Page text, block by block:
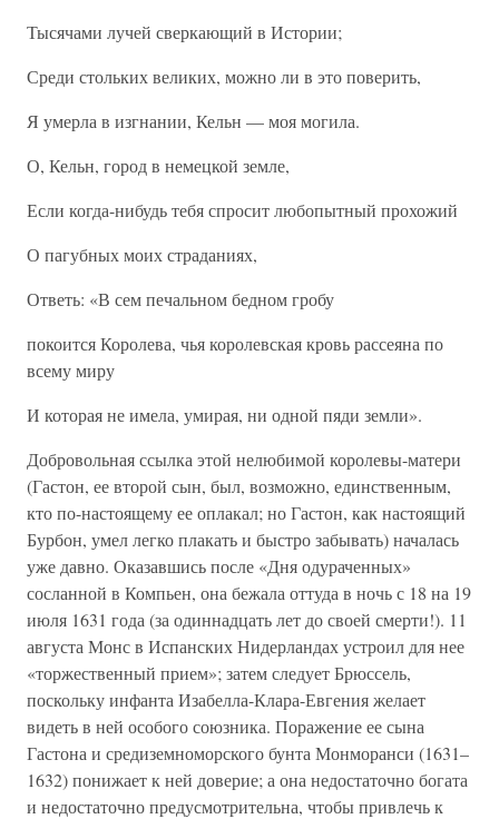
Тысячами лучей сверкающий в Истории;
Среди стольких великих, можно ли в это поверить,
Я умерла в изгнании, Кельн — моя могила.
О, Кельн, город в немецкой земле,
Если когда-нибудь тебя спросит любопытный прохожий
О пагубных моих страданиях,
Ответь: «В сем печальном бедном гробу
покоится Королева, чья королевская кровь рассеяна по
всему миру
И которая не имела, умирая, ни одной пяди земли».
Добровольная ссылка этой нелюбимой королевы-матери
(Гастон, ее второй сын, был, возможно, единственным,
кто по-настоящему ее оплакал; но Гастон, как настоящий
Бурбон, умел легко плакать и быстро забывать) началась
уже давно. Оказавшись после «Дня одураченных»
сосланной в Компьен, она бежала оттуда в ночь с 18 на 19
июля 1631 года (за одиннадцать лет до своей смерти!). 11
августа Монс в Испанских Нидерландах устроил для нее
«торжественный прием»; затем следует Брюссель,
поскольку инфанта Изабелла-Клара-Евгения желает
видеть в ней особого союзника. Поражение ее сына
Гастона и средиземноморского бунта Монморанси (1631–
1632) понижает к ней доверие; а она недостаточно богата
и недостаточно предусмотрительна, чтобы привлечь к